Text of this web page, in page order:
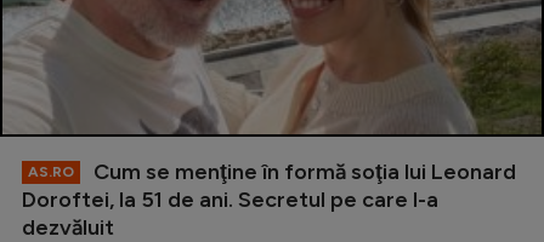
AS.RO
Cum se menţine în formă soţia lui Leonard
Doroftei, la 51 de ani. Secretul pe care l-a
dezvăluit